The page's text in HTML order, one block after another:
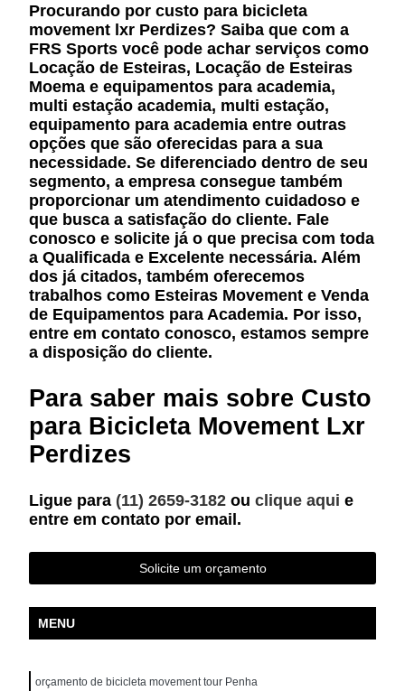
Procurando por custo para bicicleta
movement lxr Perdizes? Saiba que com a
FRS Sports você pode achar serviços como
Locação de Esteiras, Locação de Esteiras
Moema e equipamentos para academia,
multi estação academia, multi estação,
equipamento para academia entre outras
opções que são oferecidas para a sua
necessidade. Se diferenciado dentro de seu
segmento, a empresa consegue também
proporcionar um atendimento cuidadoso e
que busca a satisfação do cliente. Fale
conosco e solicite já o que precisa com toda
a Qualificada e Excelente necessária. Além
dos já citados, também oferecemos
trabalhos como Esteiras Movement e Venda
de Equipamentos para Academia. Por isso,
entre em contato conosco, estamos sempre
a disposição do cliente.
Para saber mais sobre Custo
para Bicicleta Movement Lxr
Perdizes
Ligue para (11) 2659-3182ouclique aqui e
entre em contato por email.
Solicite um orçamento
MENU
orçamento de bicicleta movement tour Penha